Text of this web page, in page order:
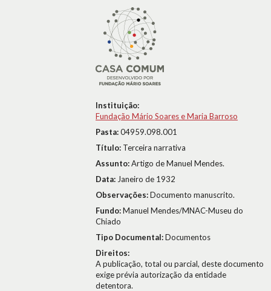
Instituição:
Fundação Mário Soares e Maria Barroso
Pasta:04959.098.001
Título: Terceira narrativa
Assunto:Artigo de Manuel Mendes.
Data: Janeiro de 1932
Observações:Documento manuscrito.
Fundo:Manuel Mendes/MNAC-Museu do
Chiado
Tipo Documental:Documentos
Direitos:
A publicação, total ou parcial, deste documento
exige prévia autorização da entidade
detentora.